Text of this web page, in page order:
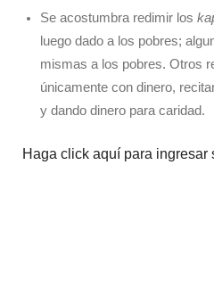
Se acostumbra redimir los
luego dado a los pobres;
mismas a los pobres. Otros
únicamente con dinero,
y dando dinero para caridad.
Haga click aquí para ingresar